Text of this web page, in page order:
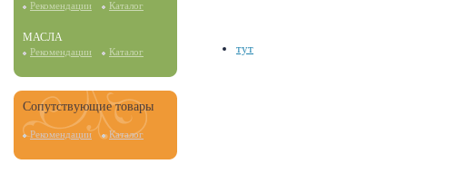
Рекомендации Каталог
МАСЛА
Рекомендации Каталог
Сопутствующие товары
Рекомендации Каталог
тут